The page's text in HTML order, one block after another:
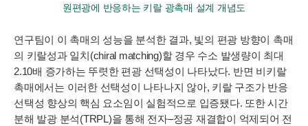
원편광에 반응하는 키랄 광촉매 설계 개념도
연구팀이 이 촉매의 성능을 분석한 결과, 빛의 편광 방향이 촉매
의 키랄성과 일치(chiral matching)할 경우 수소 발생량이 최대
2.10배 증가하는 뚜렷한 편광 선택성이 나타났다. 반면 비키랄
촉매에서는 이러한 선택성이 나타나지 않아, 키랄 구조가 반응
선택성 향상의 핵심 요소임이 실험적으로 입증됐다. 또한 시간
분해 발광 분석(TRPL)을 통해 전자–정공 재결합이 억제되어 전